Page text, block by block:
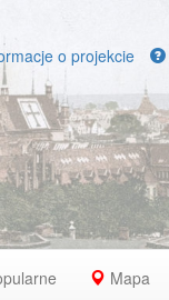
o projekcie
Mapa